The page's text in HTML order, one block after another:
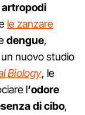
artropodi
le zanzare
dengue,
nuovo studio
Biology, le
l‘odore
di cibo,